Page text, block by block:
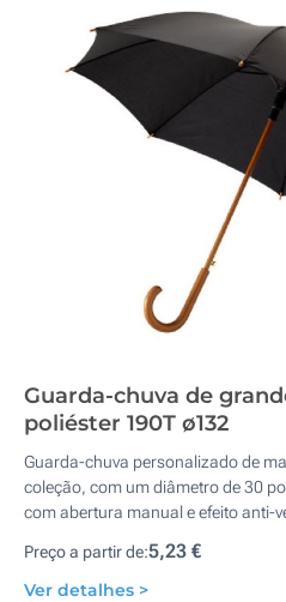
Guarda-chuva de
poliéster 190T ø132
Guarda-chuva personalizado de
coleção, com um diâmetro de 30
com abertura manual e efeito anti-
Preço a partir de:5,23 €
Ver detalhes >